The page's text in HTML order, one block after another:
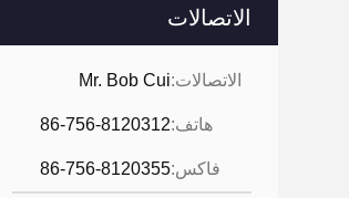
الاتصالات
الاتصالات:Mr. Bob Cui
هاتف:86-756-8120312
فاكس:86-756-8120355